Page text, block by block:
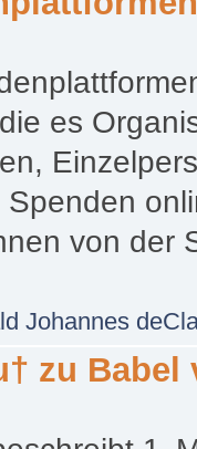
es
Spenden
von der
Johannes
zu Babel
1.
durch eine
indem